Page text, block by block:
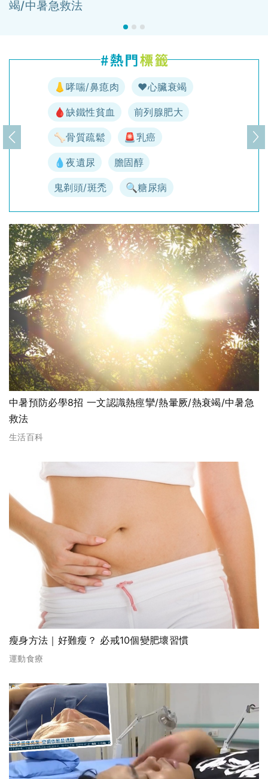
竭/中暑急救法
👃哮喘/鼻瘜肉 ♥️心臟衰竭
🩸缺鐵性貧血 前列腺肥大
🦴骨質疏鬆 🚨乳癌
💧夜遺尿 膽固醇
鬼剃頭/斑禿 🔍糖尿病
上一頁 下
中暑預防必學8招 一文認識熱痙攣/熱暈厥/熱衰竭/中暑急
救法
生活百科
瘦身方法｜好難瘦？ 必戒10個變肥壞習慣
運動食療